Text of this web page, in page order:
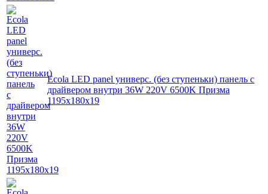
Ecola LED panel универс. (без ступеньки) панель с
драйвером внутри 36W 220V 6500K Призма
1195x180x19